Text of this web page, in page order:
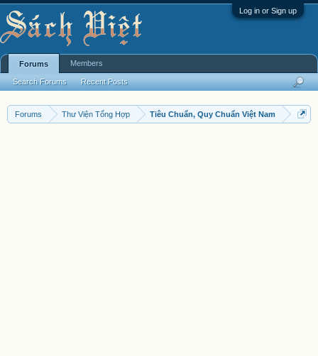
Log in or Sign up
Forums Thư Viện Tổng Hợp Tiêu Chuẩn, Quy Chuẩn Việt Nam
Forums
Search Forums Recent Posts
Members